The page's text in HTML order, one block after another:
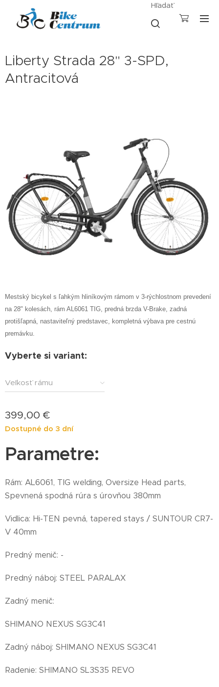
Hľadať
Liberty Strada 28" 3-SPD,
Antracitová
Mestský bicykel s ľahkým hliníkovým rámom v 3-rýchlostnom prevedení
na 28" kolesách, rám AL6061 TIG, predná brzda V-Brake, zadná
protišľapná, nastaviteľný predstavec, kompletná výbava pre cestnú
premávku.
Vyberte si variant:
Veľkosť rámu
399,00 €
Dostupné do 3 dní
Parametre:
Rám: AL6061, TIG welding, Oversize Head parts,
Spevnená spodná rúra s úrovňou 380mm
Vidlica: Hi-TEN pevná, tapered stays / SUNTOUR CR7-
V 40mm
Predný menič: -
Predný náboj: STEEL PARALAX
Zadný menič:
SHIMANO NEXUS SG3C41
Zadný náboj: SHIMANO NEXUS SG3C41
Radenie: SHIMANO SL3S35 REVO